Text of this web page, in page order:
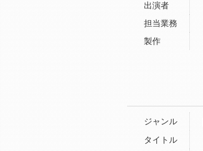
出演者
担当業務
製作
ジャンル
タイトル